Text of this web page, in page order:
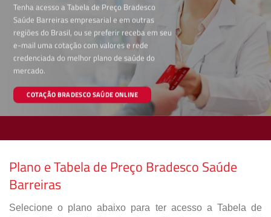
Tenha acesso a Tabela de Preço Bradesco
Saúde Barreiras empresarial e em outras
regiões do Brasil, ou se preferir receba em seu
e-mail uma cotação com valores e rede
credenciada do melhor plano de saúde do
mercado.
COTAÇÃO BRADESCO SAÚDE ONLINE
Plano e Tabela de Preço Bradesco Saúde
Barreiras
Selecione o plano abaixo para ter acesso a Tabela de